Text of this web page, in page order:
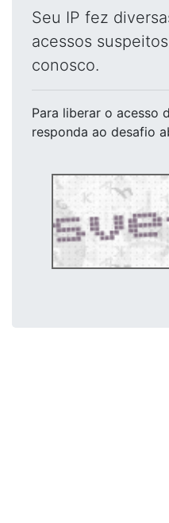
Seu IP fez
acessos
conosco.
Para liberar o acesso
responda ao desafio